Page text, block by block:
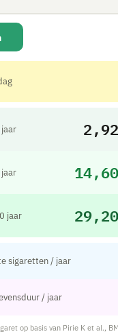
jaar
sigaretten / jaar
/ jaar
op basis van Pirie K et al.,